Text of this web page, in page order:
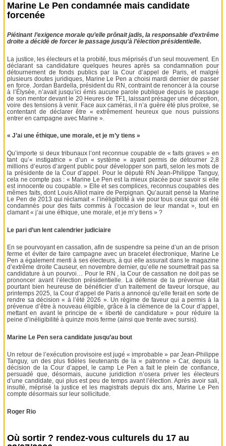
Marine Le Pen condamnée mais candidate
forcenée
Piétinant l’exigence morale qu’elle prônait jadis, la responsable d’extrême
droite a décidé de forcer le passage jusqu’à l’élection présidentielle.
La justice, les électeurs et la probité, tous méprisés d’un seul mouvement. En
déclarant sa candidature quelques heures après sa condamnation pour
détournement de fonds publics par la Cour d’appel de Paris, et malgré
plusieurs doutes juridiques, Marine Le Pen a choisi mardi dernier de passer
en force. Jordan Bardella, président du RN, contraint de renoncer à la course
à l’Élysée, n’avait jusqu’ici émis aucune parole publique depuis le passage
de son mentor devant le 20 Heures de TF1, laissant présager une déception,
voire des tensions à venir. Face aux caméras, il n’a guère été plus prolixe, se
contentant de déclarer être « extrêmement heureux que nous puissions
entrer en campagne avec Marine ».
« J’ai une éthique, une morale, et je m’y tiens »
Qu’importe si deux tribunaux l’ont reconnue coupable de « faits graves » en
tant qu’« instigatrice » d’un « système » ayant permis de détourner 2,8
millions d’euros d’argent public pour développer son parti, selon les mots de
la présidente de la Cour d’appel. Pour le député RN Jean-Philippe Tanguy,
cela ne compte pas : « Marine Le Pen est la mieux placée pour savoir si elle
est innocente ou coupable. » Elle et ses complices, reconnus coupables des
mêmes faits, dont Louis Alliot maire de Perpignan. Qu’aurait pensé la Marine
Le Pen de 2013 qui réclamait « l’inéligibilité à vie pour tous ceux qui ont été
condamnés pour des faits commis à l’occasion de leur mandat », tout en
clamant « j’ai une éthique, une morale, et je m’y tiens » ?
Le pari d’un lent calendrier judiciaire
En se pourvoyant en cassation, afin de suspendre sa peine d’un an de prison
ferme et éviter de faire campagne avec un bracelet électronique, Marine Le
Pen a également menti à ses électeurs, à qui elle assurait dans le magazine
d’extrême droite Causeur, en novembre dernier, qu’elle ne soumettrait pas sa
candidature à un pourvoi… Pour le RN , la Cour de cassation ne doit pas se
prononcer avant l’élection présidentielle. La défense de la prévenue était
pourtant bien heureuse de bénéficier d’un traitement de faveur lorsque, au
printemps 2025, la Cour d’appel de Paris a annoncé qu’elle ferait en sorte de
rendre sa décision « à l’été 2026 ». Un régime de faveur qui a permis à la
prévenue d’être à nouveau éligible, grâce à la clémence de la Cour d’appel,
mettant en avant le principe de « liberté de candidature » pour réduire la
peine d’inéligibilité à quinze mois ferme (ainsi que trente avec sursis).
Marine Le Pen sera candidate jusqu’au bout
Un retour de l’exécution provisoire est jugé « improbable » par Jean-Philippe
Tanguy, un des plus fidèles lieutenants de la « patronne » Car, depuis la
décision de la Cour d’appel, le camp Le Pen a fait le plein de confiance,
persuadé que, désormais, aucune juridiction n’osera priver les électeurs
d’une candidate, qui plus est peu de temps avant l’élection. Après avoir sali,
insulté, méprisé la justice et les magistrats depuis dix ans, Marine Le Pen
compte désormais sur leur sollicitude.
Roger Rio
Où sortir ? rendez-vous culturels du 17 au